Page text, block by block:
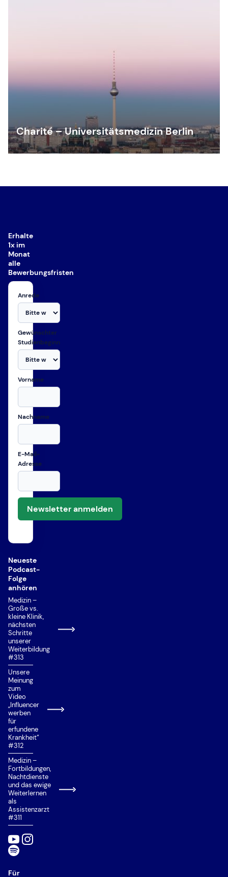
Charité – Universitätsmedizin Berlin
Erhalte
1x im
Monat
alle
Bewerbungsfristen
Anrede
Gewünschter
Studienbeginn
Vorname
Nachname
E-Mail-
Adresse
Newsletter anmelden
Neueste
Podcast-
Folge
anhören
Medizin –
Große vs.
kleine Klinik,
nächsten
Schritte
unserer
Weiterbildung
#313
Unsere
Meinung
zum
Video
„Influencer
werben
für
erfundene
Krankheit“
#312
Medizin –
Fortbildungen,
Nachtdienste
und das ewige
Weiterlernen
als
Assistenzarzt
#311
Für